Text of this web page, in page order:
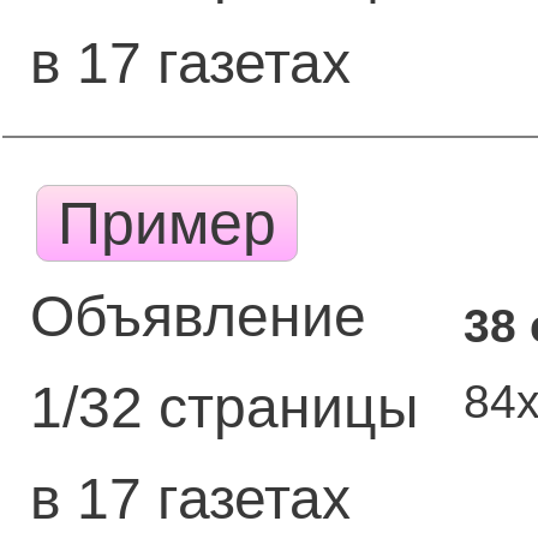
в 17 газетах
Пример
Объявление
1/32 страницы
в 17 газетах
38